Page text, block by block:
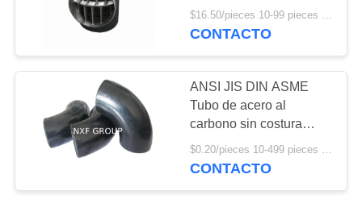
SOLICITAR
CITA
NOTICIAS
Freno de aleación
especial
ASME B16.5 MSS -SP
75 Butt
CONTACTO
ANSI JIS DIN ASME
Tubo de acero al
carbono sin costura
estándar codos traseros
de acero soldado 45/90
$0.20/pieces 10-499 pieces MOQ:10 piezas
CONTACTO